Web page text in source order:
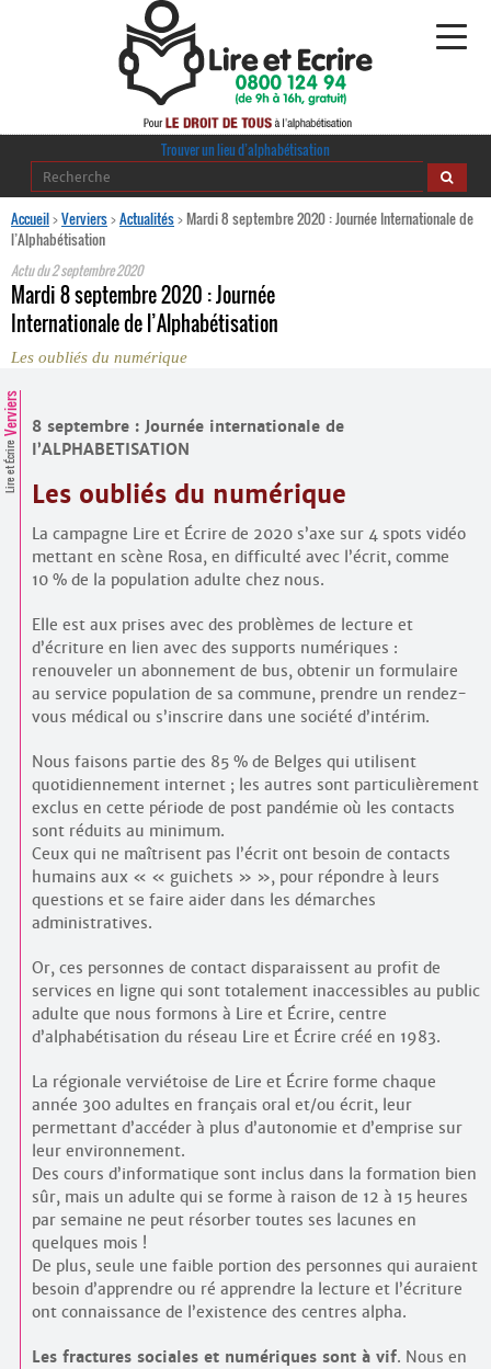
Alphabétisation
Comprendre et parler
Espace presse
Contacts
Trouver un lieu d’alphabétisation
Trouver un lieu d’alphabétisation
Accueil>Verviers>Actualités>Mardi 8 septembre 2020 : Journée Internationale de
l’Alphabétisation
Actu du2 septembre 2020
Mardi 8 septembre 2020 : Journée
Internationale de l’Alphabétisation
Les oubliés du numérique
Lire et Écrire
Verviers
8 septembre : Journée internationale de
l’ALPHABETISATION
Les oubliés du numérique
La campagne Lire et Écrire de 2020 s’axe sur 4 spots vidéo
mettant en scène Rosa, en difficulté avec l’écrit, comme
10 % de la population adulte chez nous.
Elle est aux prises avec des problèmes de lecture et
d’écriture en lien avec des supports numériques :
renouveler un abonnement de bus, obtenir un formulaire
au service population de sa commune, prendre un rendez-
vous médical ou s’inscrire dans une société d’intérim.
Nous faisons partie des 85 % de Belges qui utilisent
quotidiennement internet ; les autres sont particulièrement
exclus en cette période de post pandémie où les contacts
sont réduits au minimum.
Ceux qui ne maîtrisent pas l’écrit ont besoin de contacts
humains aux « « guichets » », pour répondre à leurs
questions et se faire aider dans les démarches
administratives.
Or, ces personnes de contact disparaissent au profit de
services en ligne qui sont totalement inaccessibles au public
adulte que nous formons à Lire et Écrire, centre
d’alphabétisation du réseau Lire et Écrire créé en 1983.
La régionale verviétoise de Lire et Écrire forme chaque
année 300 adultes en français oral et/ou écrit, leur
permettant d’accéder à plus d’autonomie et d’emprise sur
leur environnement.
Des cours d’informatique sont inclus dans la formation bien
sûr, mais un adulte qui se forme à raison de 12 à 15 heures
par semaine ne peut résorber toutes ses lacunes en
quelques mois !
De plus, seule une faible portion des personnes qui auraient
besoin d’apprendre ou ré apprendre la lecture et l’écriture
ont connaissance de l’existence des centres alpha.
Les fractures sociales et numériques sont à vif. Nous en